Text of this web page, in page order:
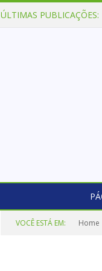
ÚLTIMAS PUBLICAÇÕES:
VOCÊ ESTÁ EM: Home